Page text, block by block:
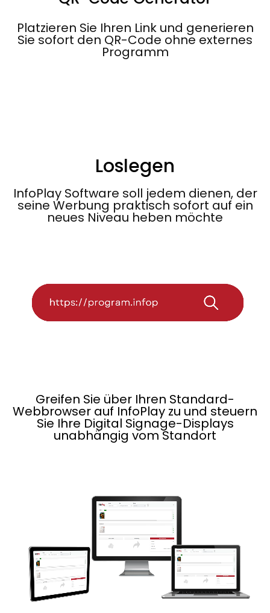
Platzieren Sie Ihren Link und generieren
Sie sofort den QR-Code ohne externes
Programm
Loslegen
InfoPlay Software soll jedem dienen, der
seine Werbung praktisch sofort auf ein
neues Niveau heben möchte
Greifen Sie über Ihren Standard-
Webbrowser auf InfoPlay zu und steuern
Sie Ihre Digital Signage-Displays
unabhängig vom Standort